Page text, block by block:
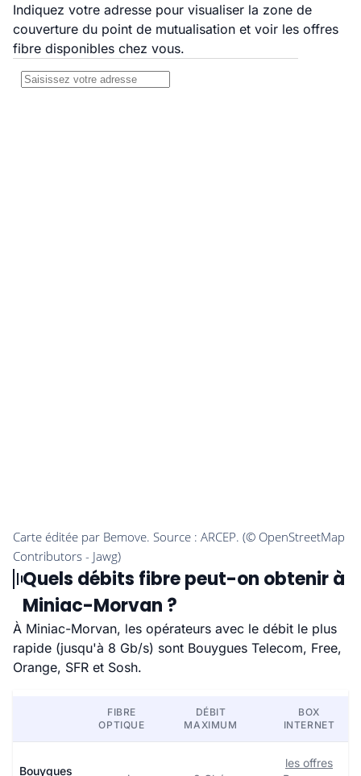
Indiquez votre adresse pour visualiser la zone de
couverture du point de mutualisation et voir les offres
fibre disponibles chez vous.
Quels débits fibre peut-on obtenir à
Miniac-Morvan ?
À Miniac-Morvan, les opérateurs avec le débit le plus
rapide (jusqu'à 8 Gb/s) sont Bouygues Telecom, Free,
Orange, SFR et Sosh.
FIBRE
OPTIQUE
DÉBIT
MAXIMUM
BOX
INTERNET
Bouygues
les offres